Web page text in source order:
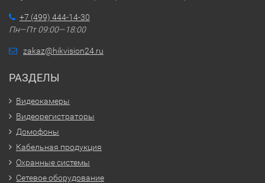
+7 (499) 444-14-30
Пн—Пт 09:00—18:00
zakaz@hikvision24.ru
РАЗДЕЛЫ
Видеокамеры
Видеорегистраторы
Домофоны
Кабельная продукция
Охранные системы
Сетевое оборудование